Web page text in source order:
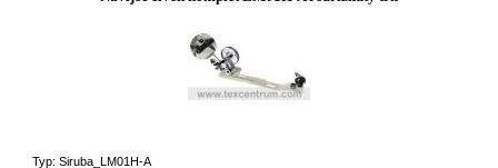
Typ: Siruba_LM01H-A